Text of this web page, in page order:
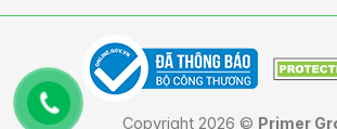
Copyright 2026 © Primer